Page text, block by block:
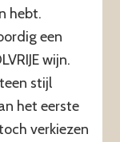
hebt.
een
wijn.
stijl
het eerste
verkiezen